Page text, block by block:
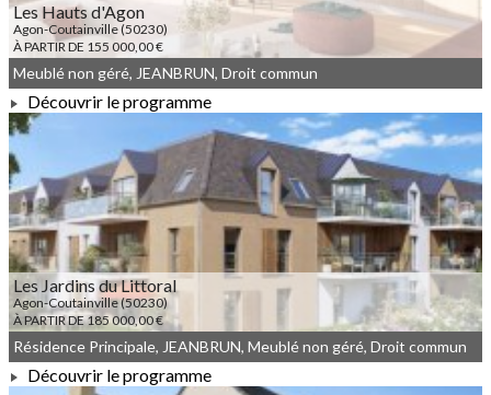
Les Hauts d'Agon
Agon-Coutainville (50230)
À PARTIR DE 155 000,00 €
À PARTIR DE 155 000,00 €
Meublé non géré, JEANBRUN, Droit commun
Découvrir le programme
Les Jardins du Littoral
Agon-Coutainville (50230)
À PARTIR DE 185 000,00 €
Résidence Principale, JEANBRUN, Meublé non géré, Droit commun
Découvrir le programme